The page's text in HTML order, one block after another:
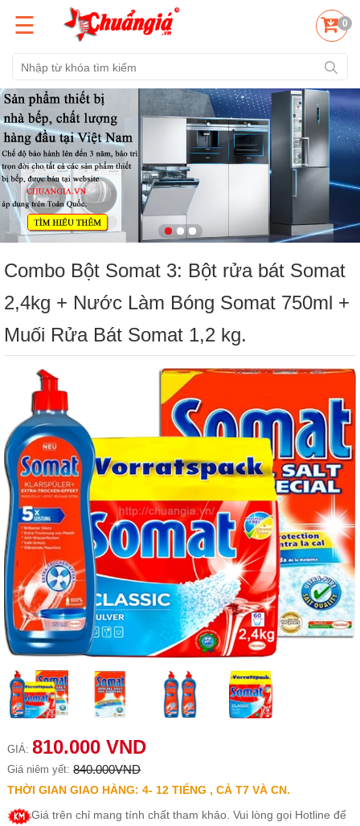
☰ 0
Combo Bột Somat 3: Bột rửa bát Somat
2,4kg + Nước Làm Bóng Somat 750ml +
Muối Rửa Bát Somat 1,2 kg.
GIÁ: 810.000 VND
Giá niêm yết: 840.000VND
THỜI GIAN GIAO HÀNG: 4- 12 TIẾNG , CẢ T7 VÀ CN.
Giá trên chỉ mang tính chất tham khảo. Vui lòng gọi Hotline để